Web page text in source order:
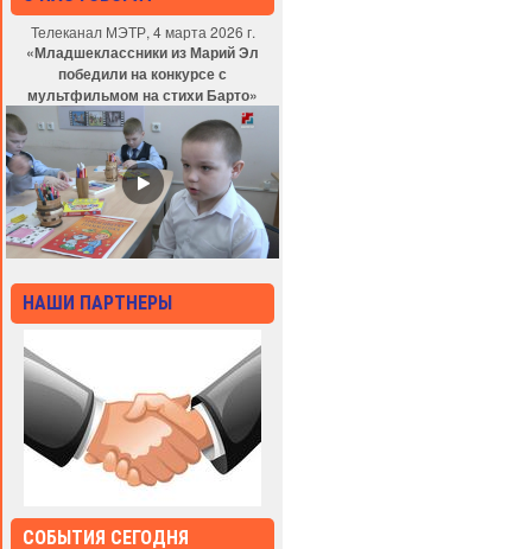
Телеканал МЭТР, 4 марта 2026 г.
«Младшеклассники из Марий Эл
победили на конкурсе с
мультфильмом на стихи Барто»
НАШИ ПАРТНЕРЫ
СОБЫТИЯ СЕГОДНЯ